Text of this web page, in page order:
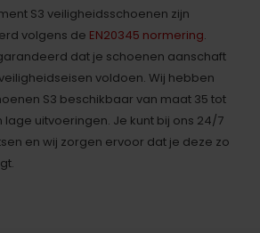
S3 veiligheidsschoenen zijn
volgens de EN20345 normering.
dat je schoenen aanschaft
voldoen. Wij hebben
S3 beschikbaar van maat 35 tot
lage uitvoeringen. Je kunt bij ons 24/7
en wij zorgen ervoor dat je deze zo